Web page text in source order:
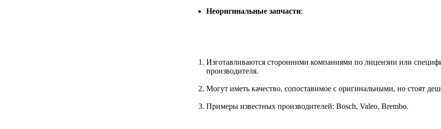
Неоригинальные запчасти:
Изготавливаются сторонними компаниями по лицензии или
производителя.
Могут иметь качество, сопоставимое с оригинальными, но стоят
Примеры известных производителей: Bosch, Valeo, Brembo.